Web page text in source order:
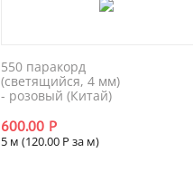
550 паракорд
(светящийся, 4 мм)
- розовый (Китай)
600.00 Р
5 м (120.00 Р за м)